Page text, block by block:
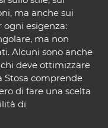
ma anche sui
esigenza:
ma non
Alcuni sono anche
deve ottimizzare
Stosa comprende
di fare una scelta
di